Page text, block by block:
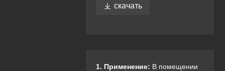
 скачать
1. Применение: В помещении